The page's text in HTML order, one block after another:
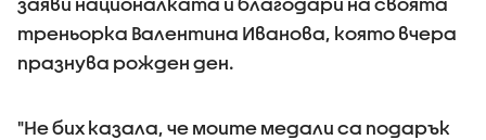
треньорка Валентина Иванова, която вчера
празнува рожден ден.
"Не бих казала, че моите медали са подарък